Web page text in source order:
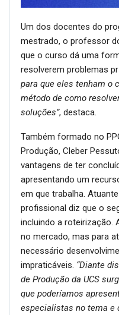
Um dos docentes do
mestrado, o professor
que o curso dá uma
resolverem problemas
para que eles tenham o
método de como
soluções”, destaca.
Também formado no
Produção, Cleber
vantagens de ter
apresentando um
em que trabalha.
profissional diz que o
incluindo a roteirização.
no mercado, mas para
necessário
impraticáveis. “Diante
de Produção da UCS
que poderíamos
especialistas no tema e